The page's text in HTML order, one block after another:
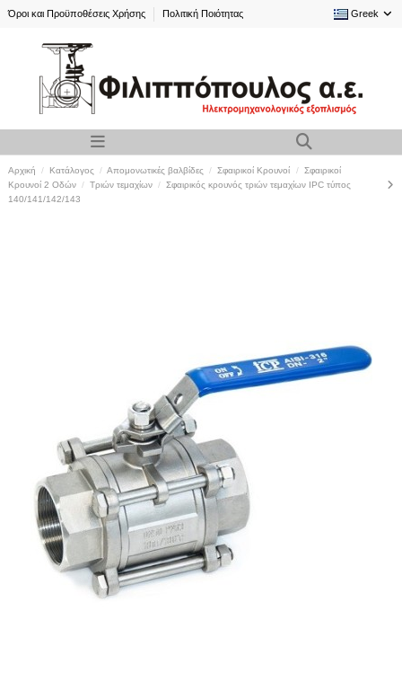
Όροι και Προϋποθέσεις Χρήσης Πολιτική Ποιότητας Greek
Αρχική Κατάλογος Απομονωτικές βαλβίδες Σφαιρικοί Kρουνοί
Σφαιρικοί
Κρουνοί 2 Οδών
Τριών τεμαχίων
Σφαιρικός κρουνός τριών τεμαχίων IPC τύπος
140/141/142/143